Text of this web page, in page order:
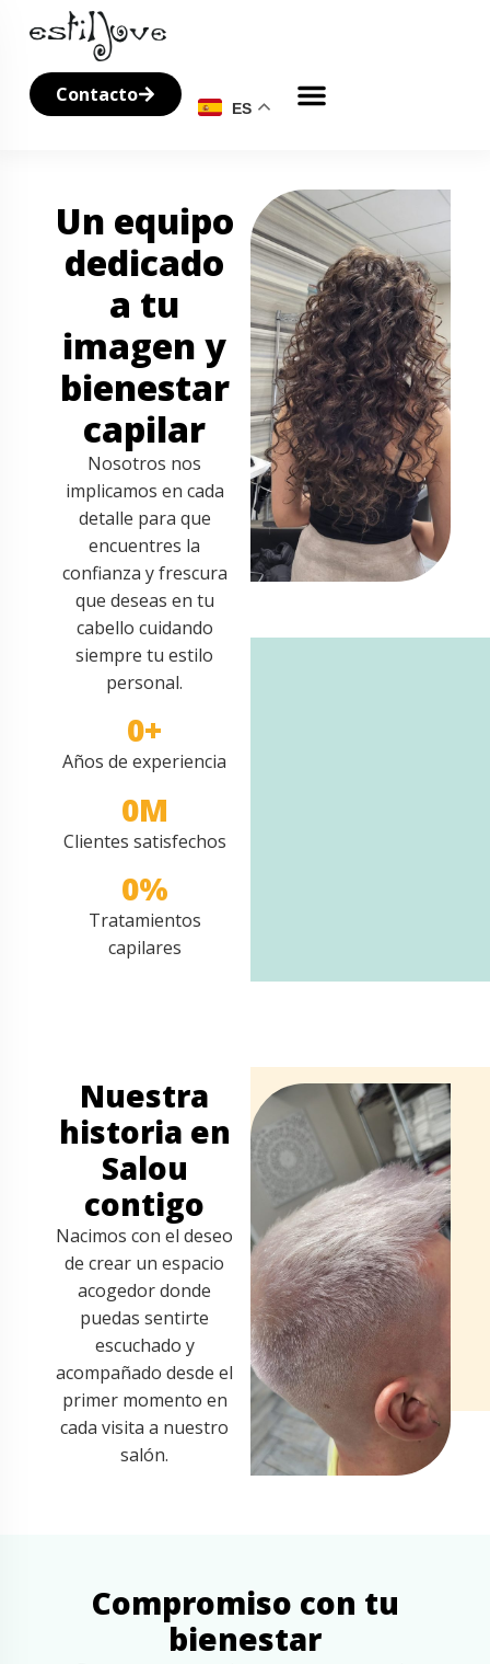
Contacto
ES
Un equipo
dedicado
a tu
imagen y
bienestar
capilar
Nosotros nos
implicamos en cada
detalle para que
encuentres la
confianza y frescura
que deseas en tu
cabello cuidando
siempre tu estilo
personal.
0+
Años de experiencia
0M
Clientes satisfechos
0%
Tratamientos
capilares
Nuestra
historia en
Salou
contigo
Nacimos con el deseo
de crear un espacio
acogedor donde
puedas sentirte
escuchado y
acompañado desde el
primer momento en
cada visita a nuestro
salón.
Compromiso con tu
bienestar